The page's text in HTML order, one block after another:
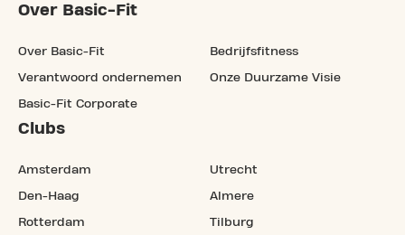
Over Basic-Fit
Over Basic-Fit
Verantwoord ondernemen
Basic-Fit Corporate
Bedrijfsfitness
Onze Duurzame Visie
Clubs
Amsterdam
Den-Haag
Rotterdam
Utrecht
Almere
Tilburg